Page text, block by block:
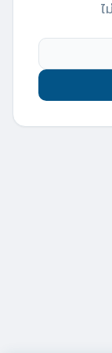
ไ